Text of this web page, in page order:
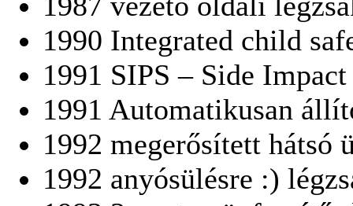
1990 Integrated child
1991 SIPS – Side
1991 Automatikusan
1992 megerősített hátsó
1992 anyósülésre :)